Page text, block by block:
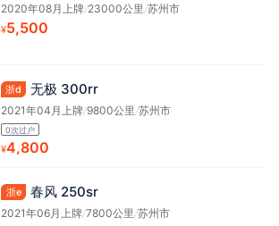
2020年08月上牌/23000公里 /苏州市
¥5,500
浙d 无极 300rr
2021年04月上牌/9800公里 /苏州市
0次过户
¥4,800
浙e 春风 250sr
2021年06月上牌/7800公里 /苏州市